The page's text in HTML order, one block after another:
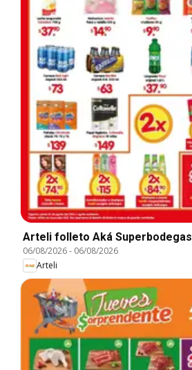
Arteli folleto Aká Superbodegas
06/08/2026- 06/08/2026
Arteli